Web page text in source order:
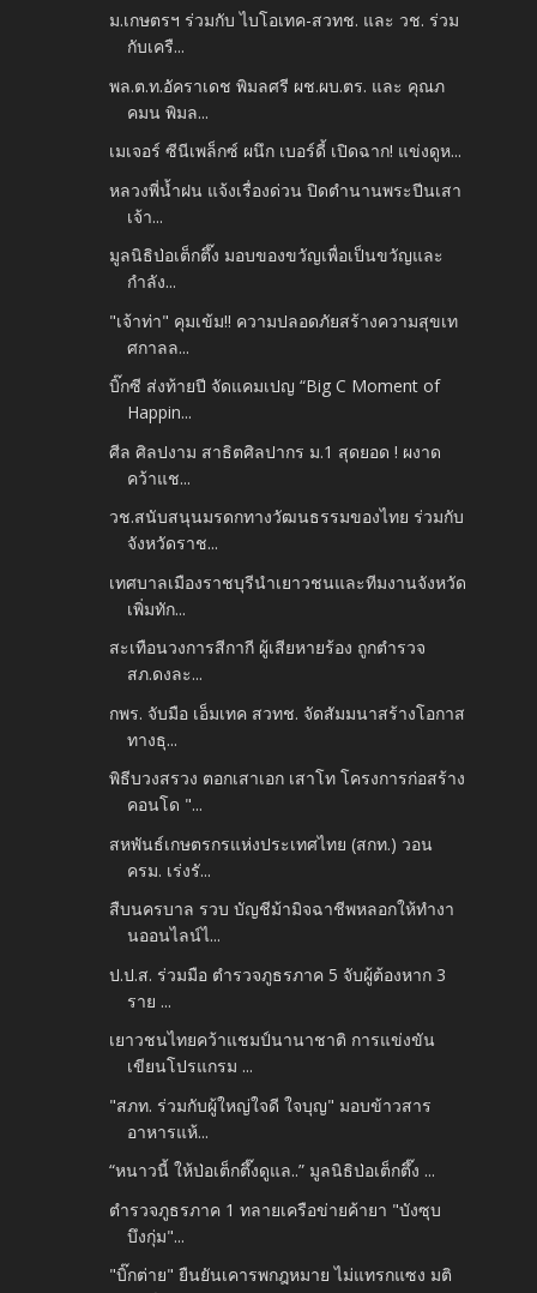
ม.เกษตรฯ ร่วมกับ ไบโอเทค-สวทช. และ วช. ร่วม
กับเครื...
พล.ต.ท.อัคราเดช พิมลศรี ผช.ผบ.ตร. และ คุณภ
คมน พิมล...
เมเจอร์ ซีนีเพล็กซ์ ผนึก เบอร์ดี้ เปิดฉาก! แข่งดูห...
หลวงพี่น้ำฝน แจ้งเรื่องด่วน ปิดตำนานพระปีนเสา
เจ้า...
มูลนิธิป่อเต็กตึ๊ง มอบของขวัญเพื่อเป็นขวัญและ
กำลัง...
"เจ้าท่า" คุมเข้ม!! ความปลอดภัยสร้างความสุขเท
ศกาลล...
บิ๊กซี ส่งท้ายปี จัดแคมเปญ “Big C Moment of
Happin...
ศีล ศิลปงาม สาธิตศิลปากร ม.1 สุดยอด ! ผงาด
คว้าแช...
วช.สนับสนุนมรดกทางวัฒนธรรมของไทย ร่วมกับ
จังหวัดราช...
เทศบาลเมืองราชบุรีนำเยาวชนและทีมงานจังหวัด
เพิ่มทัก...
สะเทือนวงการสีกากี ผู้เสียหายร้อง ถูกตำรวจ
สภ.ดงละ...
กพร. จับมือ เอ็มเทค สวทช. จัดสัมมนาสร้างโอกาส
ทางธุ...
พิธีบวงสรวง ตอกเสาเอก เสาโท โครงการก่อสร้าง
คอนโด "...
สหพันธ์เกษตรกรแห่งประเทศไทย (สกท.) วอน
ครม. เร่งรั...
สืบนครบาล รวบ บัญชีม้ามิจฉาชีพหลอกให้ทำงา
นออนไลน์ไ...
ป.ป.ส. ร่วมมือ ตำรวจภูธรภาค 5 จับผู้ต้องหาก 3
ราย ...
เยาวชนไทยคว้าแชมป์นานาชาติ การแข่งขัน
เขียนโปรแกรม ...
"สภท. ร่วมกับผู้ใหญ่ใจดี ใจบุญ" มอบข้าวสาร
อาหารแห้...
“หนาวนี้ ให้ป่อเต็กตึ๊งดูแล..” มูลนิธิป่อเต็กตึ๊ง ...
ตำรวจภูธรภาค 1 ทลายเครือข่ายค้ายา "บังซุบ
บึงกุ่ม"...
"บิ๊กต่าย" ยืนยันเคารพกฎหมาย ไม่แทรกแซง มติ